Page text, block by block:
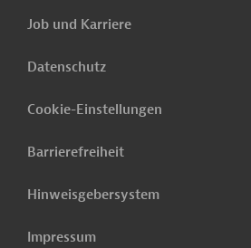
Job und Karriere
Datenschutz
Cookie-Einstellungen
Barrierefreiheit
Hinweisgebersystem
Impressum